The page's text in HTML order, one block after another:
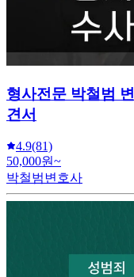
형사전문 박철범
견서
4.9(81)
50,000원~
박철범변호사